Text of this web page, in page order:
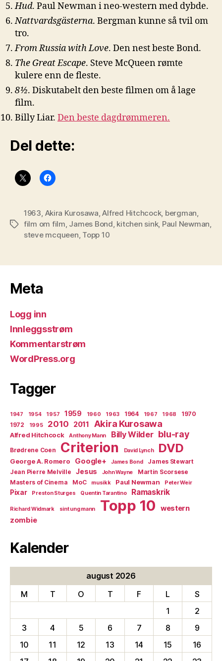
Hud. Paul Newman i neo-western med dybde.
Nattvardsgästerna. Bergman kunne så tvil om
tro.
From Russia with Love. Den nest beste Bond.
The Great Escape. Steve McQueen rømte
kulere enn de fleste.
8½. Diskutabelt den beste filmen om å lage
film.
Billy Liar. Den beste dagdrømmeren.
Del dette:
Stikkord
1963 Akira Kurosawa ,Alfred Hitchcock, bergman
film om film James Bond kitchen sink, Paul Newman
steve mcqueen Topp 10
Meta
Logg inn
Innleggsstrøm
Kommentarstrøm
WordPress.org
Tagger
1947 1954 1957 1959 1960 1963 1964 1967 1968
1970
1972
1995 2010 2011 Akira Kurosawa
Alfred Hitchcock Anthony Mann Billy Wilder blu-ray
Brødrene Coen Criterion David Lynch DVD
George A. Romero Google+ James Bond
James Stewart
Jean Pierre Melville
Jesus John Wayne
Martin Scorsese
Masters of Cinema
MoC musikk Paul Newman Peter Weir
Pixar Preston Sturges Quentin Tarantino Ramaskrik
Richard Widmark sint ung mann Topp 10
western
zombie
Kalender
august 2026
M
T O T F L
S
1
2
3
4 5 6 7 8
9
10
11 12 13 14 15
16